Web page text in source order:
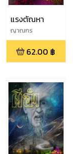
แรงตัณหา
ญาณกร
62.00 ฿